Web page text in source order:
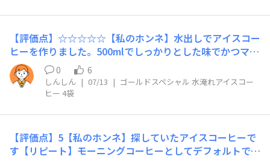
におすすめ】夏はいつでも、きんと冷やしたグラスに注ぐ
のがおすすめです！​＝＝＝＝＝＝＝＝＝＝＝＝＝＝＝＝＝
＝＝＝
​【評価点】☆☆☆☆☆​【私のホンネ】水出しでアイスコー
ヒーを作りました。500mlでしっかりとした味でかつマイ
ルドで飲みやすかったです。​【リピート】あり​【こんな時
におすすめ】夜のうちにさっと作って、翌朝にアイスコー
ヒーとして。牛乳を入れてカフェラテにしても美味しいで
すね。
0 6
しんしん | 07/13 | ゴールドスペシャル 水淹れアイスコー
ヒー 4袋
【評価点】5【私のホンネ】探していたアイスコーヒーで
す【リピート】モーニングコーヒーとしてデフォルトです​